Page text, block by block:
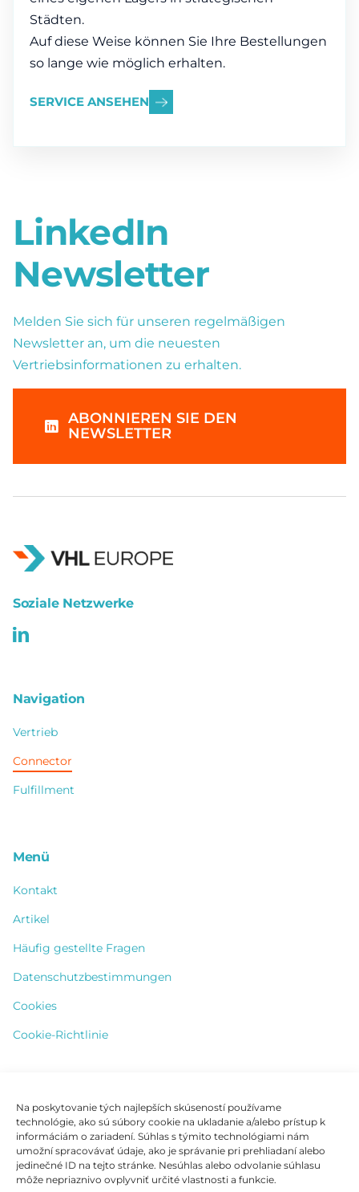
Na poskytovanie tých najlepších skúseností používame
technológie, ako sú súbory cookie na ukladanie a/alebo prístup k
informáciám o zariadení. Súhlas s týmito technológiami nám
umožní spracovávať údaje, ako je správanie pri prehliadaní alebo
jedinečné ID na tejto stránke. Nesúhlas alebo odvolanie súhlasu
môže nepriaznivo ovplyvniť určité vlastnosti a funkcie.
Städten.
Auf diese Weise können Sie Ihre Bestellungen
so lange wie möglich erhalten.
SERVICE ANSEHEN
LinkedIn
Newsletter
Melden Sie sich für unseren regelmäßigen
Newsletter an, um die neuesten
Vertriebsinformationen zu erhalten.
ABONNIEREN SIE DEN
NEWSLETTER
Soziale Netzwerke
Navigation
Vertrieb
Connector
Fulfillment
Menü
Kontakt
Artikel
Häufig gestellte Fragen
Datenschutzbestimmungen
Cookies
Cookie-Richtlinie
Kontakt
+421 904 828 365
info@vhleurope.com